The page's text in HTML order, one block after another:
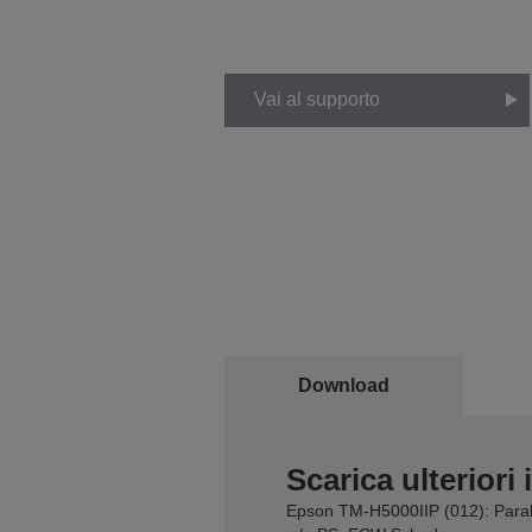
Vai al supporto
Download
Scarica ulteriori
Epson TM-H5000IIP (012):